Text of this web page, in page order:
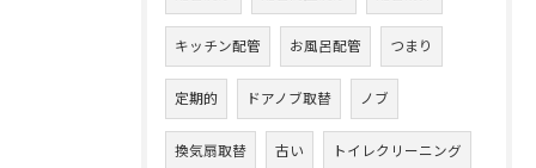
キッチン配管 お風呂配管 つまり
定期的 ドアノブ取替 ノブ
換気扇取替 古い トイレクリーニング